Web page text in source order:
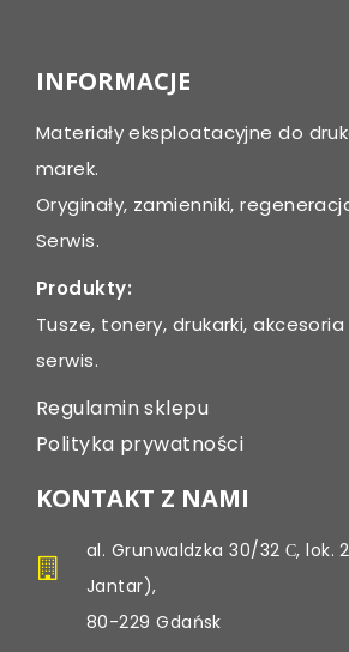
INFORMACJE
Materiały eksploatacyjne do
marek.
Oryginały, zamienniki,
Serwis.
Produkty:
Tusze, tonery, drukarki,
serwis.
Regulamin sklepu
Polityka prywatności
KONTAKT Z NAMI
al. Grunwaldzka 30/32 С, lok.
Jantar),
80-229 Gdańsk